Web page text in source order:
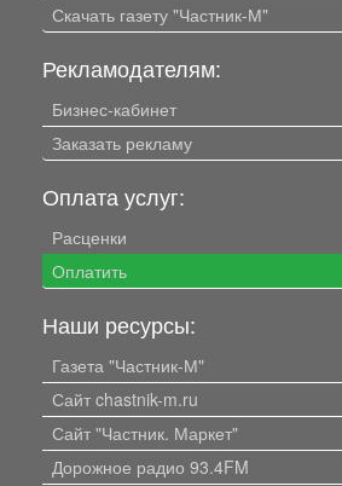
Скачать газету "Частник-М"
Рекламодателям:
Бизнес-кабинет
Заказать рекламу
Оплата услуг:
Расценки
Оплатить
Наши ресурсы:
Газета "Частник-М"
Сайт chastnik-m.ru
Сайт "Частник. Маркет"
Дорожное радио 93.4FM